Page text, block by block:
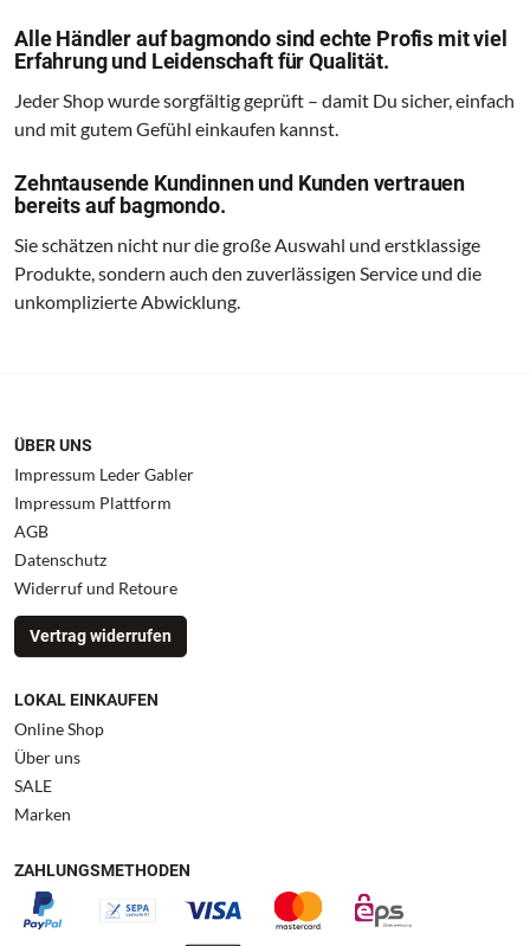
Alle Händler auf bagmondo sind echte Profis mit viel
Erfahrung und Leidenschaft für Qualität.
Jeder Shop wurde sorgfältig geprüft – damit Du sicher, einfach
und mit gutem Gefühl einkaufen kannst.
Zehntausende Kundinnen und Kunden vertrauen
bereits auf bagmondo.
Sie schätzen nicht nur die große Auswahl und erstklassige
Produkte, sondern auch den zuverlässigen Service und die
unkomplizierte Abwicklung.
ÜBER UNS
Impressum Leder Gabler
Impressum Plattform
AGB
Datenschutz
Widerruf und Retoure
Vertrag widerrufen
LOKAL EINKAUFEN
Online Shop
Über uns
SALE
Marken
ZAHLUNGSMETHODEN